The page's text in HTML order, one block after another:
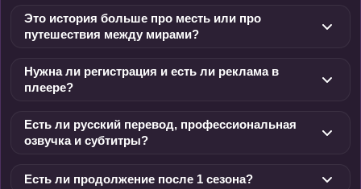
Это история больше про месть или про
путешествия между мирами?
Нужна ли регистрация и есть ли реклама в
плеере?
Есть ли русский перевод, профессиональная
озвучка и субтитры?
Есть ли продолжение после 1 сезона?